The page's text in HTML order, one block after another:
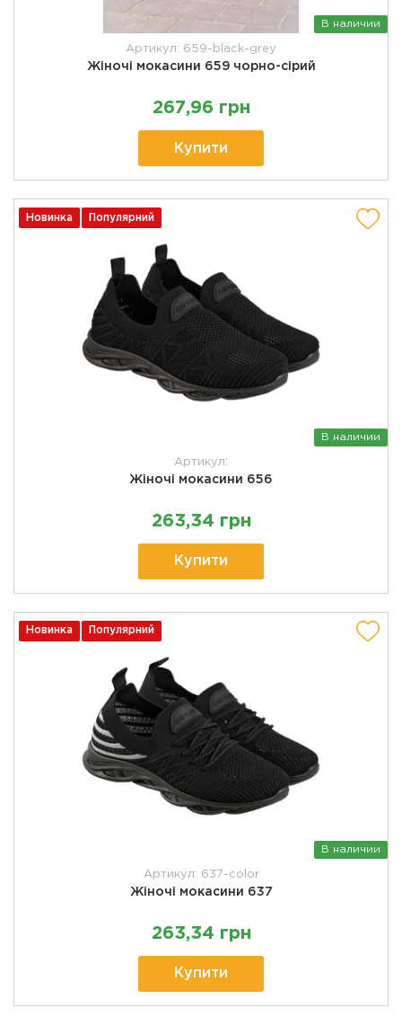
В наличии
Артикул: 659-black-grey
Жіночі мокасини 659 чорно-сірий
267,96 грн
Купити
Новинка Популярний
В наличии
Артикул:
Жіночі мокасини 656
263,34 грн
Купити
Новинка Популярний
В наличии
Артикул: 637-color
Жіночі мокасини 637
263,34 грн
Купити